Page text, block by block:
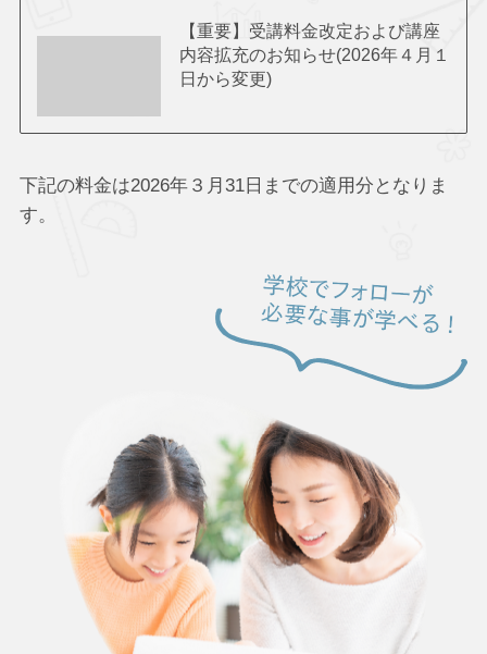
【重要】受講料金改定および講座
内容拡充のお知らせ(2026年４月１
日から変更)
下記の料金は2026年３月31日までの適用分となりま
す。